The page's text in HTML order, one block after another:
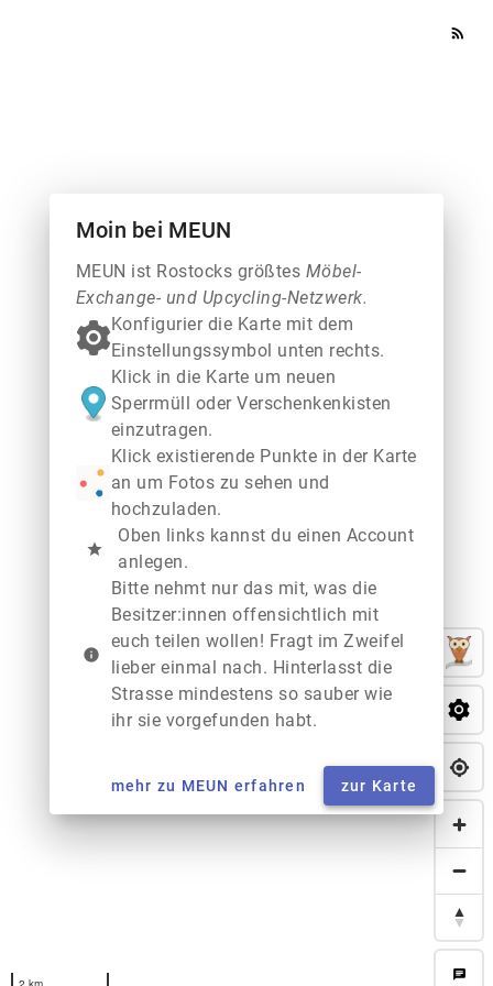
rss_feed
chat
Moin bei MEUN
MEUN ist Rostocks größtes Möbel-
Exchange- und Upcycling-Netzwerk.
Konfigurier die Karte mit dem
Einstellungssymbol unten rechts.
Klick in die Karte um neuen
Sperrmüll oder Verschenkenkisten
einzutragen.
Klick existierende Punkte in der Karte
an um Fotos zu sehen und
hochzuladen.
star
Oben links kannst du einen Account
anlegen.
info
Bitte nehmt nur das mit, was die
Besitzer:innen offensichtlich mit
euch teilen wollen! Fragt im Zweifel
lieber einmal nach. Hinterlasst die
Strasse mindestens so sauber wie
ihr sie vorgefunden habt.
mehr zu MEUN erfahren zur Karte